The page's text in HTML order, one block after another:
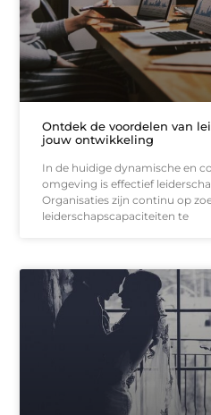
Ontdek de voordelen van
jouw ontwikkeling
In de huidige dynamische en
omgeving is effectief
Organisaties zijn continu op
leiderschapscapaciteiten te